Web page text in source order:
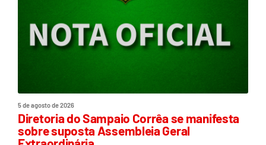
5 de agosto de 2026
Diretoria do Sampaio Corrêa se manifesta
sobre suposta Assembleia Geral